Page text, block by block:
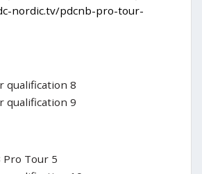
nordic.tv/pdcnb-pro-tour-
qualification 8
qualification 9
Pro Tour 5